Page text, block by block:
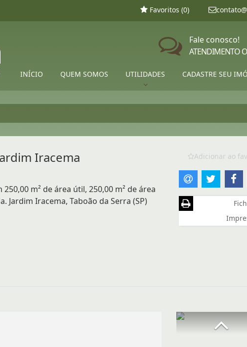
Favoritos (0)
INÍCIO QUEM SOMOS UTILIDADES CADASTRE SEU
Fale conosco!
ATENDIMENTO
Iracema
m² de área útil, 250,00 m² de área
Jardim Iracema, Taboão da Serra (SP)
Adicionar ao